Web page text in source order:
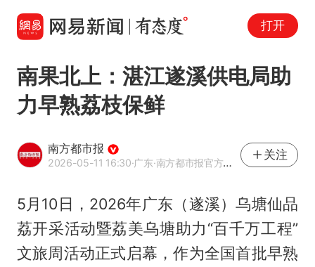
打开
南果北上：湛江遂溪供电局助
力早熟荔枝保鲜
南方都市报
2026-05-11 16:30·广东·南方都市报官方网易号
关注
5月10日，2026年广东（遂溪）乌塘仙品
荔开采活动暨荔美乌塘助力“百千万工程”
文旅周活动正式启幕，作为全国首批早熟